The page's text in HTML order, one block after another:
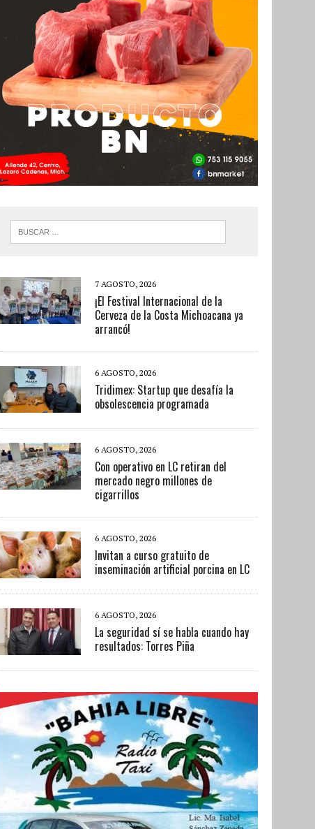
7 AGOSTO, 2026
¡El Festival Internacional de la
Cerveza de la Costa Michoacana ya
arrancó!
6 AGOSTO, 2026
Tridimex: Startup que desafía la
obsolescencia programada
6 AGOSTO, 2026
Con operativo en LC retiran del
mercado negro millones de
cigarrillos
6 AGOSTO, 2026
Invitan a curso gratuito de
inseminación artificial porcina en LC
6 AGOSTO, 2026
La seguridad sí se habla cuando hay
resultados: Torres Piña